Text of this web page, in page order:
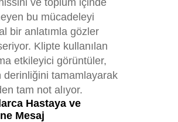
ve toplum içinde
bu mücadeleyi
bir anlatımla gözler
Klipte kullanılan
etkileyici görüntüler,
derinliğini tamamlayarak
tam not alıyor.
Hastaya ve
Mesaj